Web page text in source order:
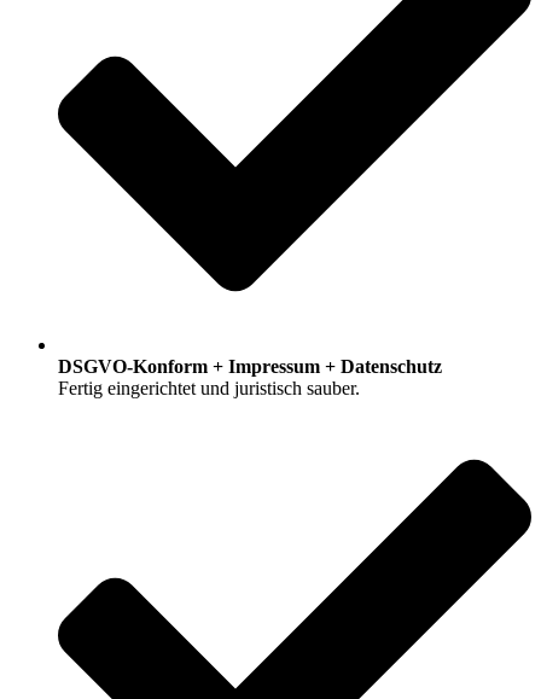
DSGVO-Konform + Impressum + Datenschutz
Fertig eingerichtet und juristisch sauber.